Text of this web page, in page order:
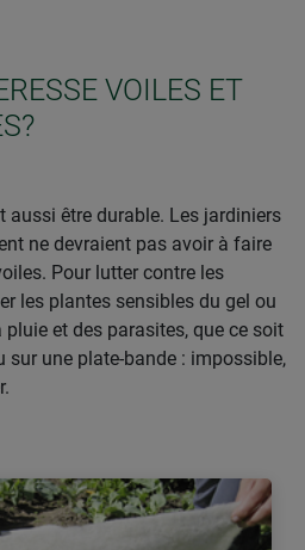
VOILES ET
aussi être durable. Les jardiniers
ne devraient pas avoir à faire
Pour lutter contre les
les plantes sensibles du gel ou
et des parasites, que ce soit
sur une plate-bande : impossible,